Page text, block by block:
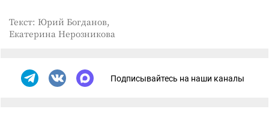
Текст: Юрий Богданов,
Екатерина Нерозникова
Подписывайтесь на наши каналы